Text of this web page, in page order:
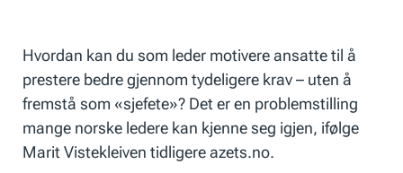
Hvordan kan du som leder motivere ansatte til å
prestere bedre gjennom tydeligere krav – uten å
fremstå som «sjefete»? Det er en problemstilling
mange norske ledere kan kjenne seg igjen, ifølge
Marit Vistekleiven tidligere azets.no.